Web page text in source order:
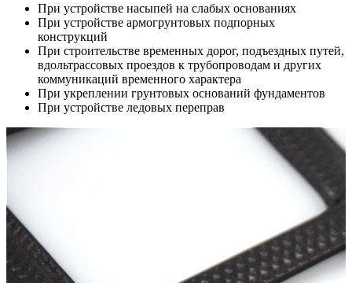
При устройстве насыпей на слабых основаниях
При устройстве армогрунтовых подпорных
конструкций
При строительстве временных дорог, подъездных путей,
вдольтрассовых проездов к трубопроводам и других
коммуникаций временного характера
При укреплении грунтовых оснований фундаментов
При устройстве ледовых переправ